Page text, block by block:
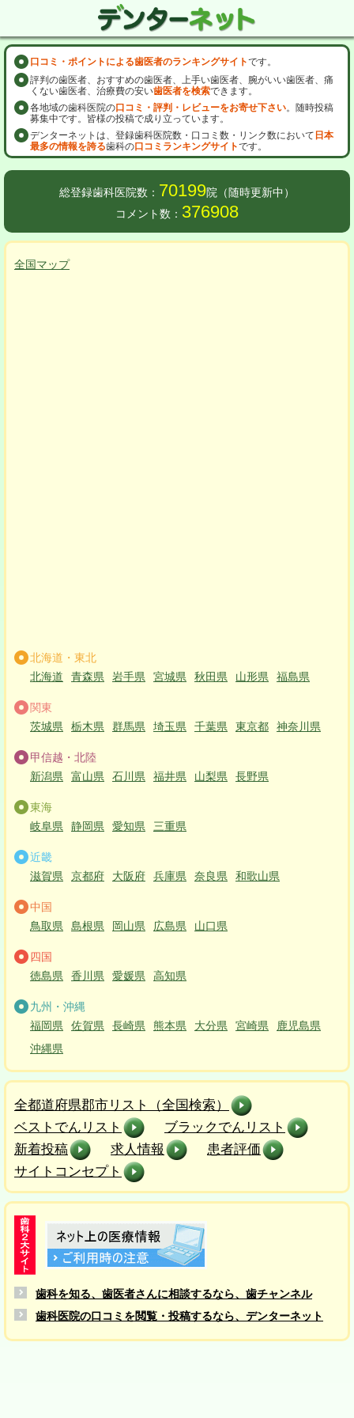
口コミ・ポイントによる歯医者のランキングサイトです。
評判の歯医者、おすすめの歯医者、上手い歯医者、腕がいい歯医者、痛
くない歯医者、治療費の安い歯医者を検索できます。
各地域の歯科医院の口コミ・評判・レビューをお寄せ下さい。随時投稿
募集中です。皆様の投稿で成り立っています。
デンターネットは、登録歯科医院数・口コミ数・リンク数において 日本
最多の情報を誇る歯科の口コミランキングサイトです。
総登録歯科医院数： 70199院（随時更新中）
コメント数： 376908
全国マップ
北海道・東北
北海道
青森県 岩手県 宮城県 秋田県 山形県 福島県
関東
茨城県
栃木県 群馬県 埼玉県 千葉県 東京都 神奈川県
甲信越・北陸
新潟県
富山県 石川県 福井県 山梨県 長野県
東海
岐阜県
静岡県 愛知県 三重県
近畿
滋賀県
京都府 大阪府 兵庫県 奈良県 和歌山県
中国
鳥取県
島根県 岡山県 広島県 山口県
四国
徳島県
香川県 愛媛県 高知県
九州・沖縄
福岡県
佐賀県 長崎県 熊本県 大分県 宮崎県
鹿児島県
沖縄県
全都道府県郡市リスト（全国検索）
ベストでんリスト
ブラックでんリスト
新着投稿
求人情報
患者評価
サイトコンセプト
歯科を知る、歯医者さんに相談するなら、歯チャンネル
歯科医院の口コミを閲覧・投稿するなら、デンターネット